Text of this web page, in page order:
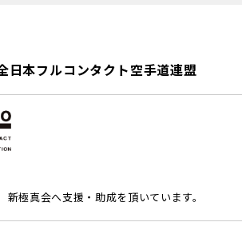
日本フルコンタクト空手道連盟
新極真会へ支援・助成を頂いています。